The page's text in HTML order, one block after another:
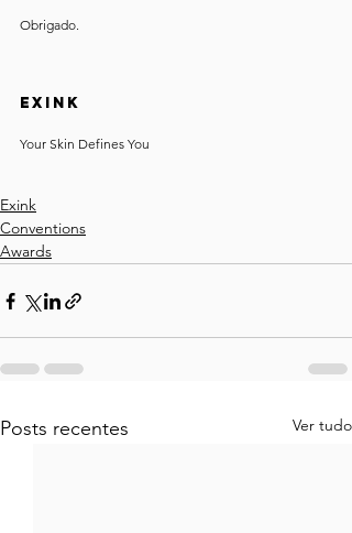
Obrigado.
EXINK
Your Skin Defines You
Exink
Conventions
Awards
Posts recentes Ver tudo